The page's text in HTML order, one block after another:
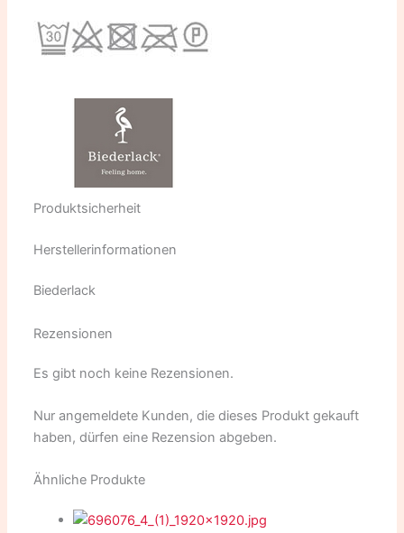
Produktsicherheit
Herstellerinformationen
Biederlack
Rezensionen
Es gibt noch keine Rezensionen.
Nur angemeldete Kunden, die dieses Produkt gekauft
haben, dürfen eine Rezension abgeben.
Ähnliche Produkte